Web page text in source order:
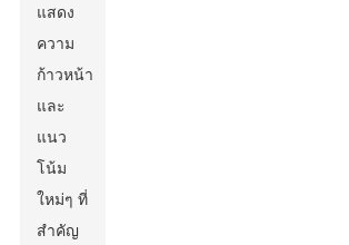
แสดง
ความ
ก้าวหน้า
และ
แนว
โน้ม
ใหม่ๆ ที่
สำคัญ